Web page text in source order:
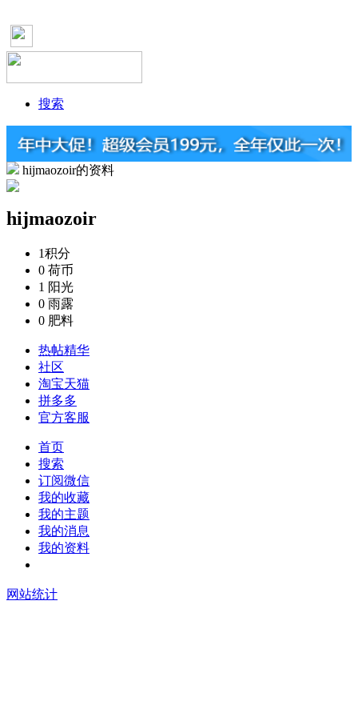
搜索
hijmaozoir的资料
hijmaozoir
1积分
0 荷币
1 阳光
0 雨露
0 肥料
热帖精华
社区
淘宝天猫
拼多多
官方客服
首页
搜索
订阅微信
我的收藏
我的主题
我的消息
我的资料
网站统计